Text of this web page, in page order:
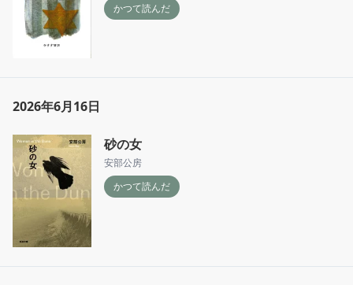
かつて読んだ
2026年6月16日
砂の女
安部公房
かつて読んだ